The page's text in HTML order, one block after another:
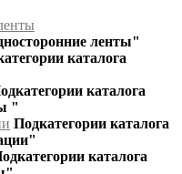
ленты"
каталога
каталога
"
Подкатегории каталога
каталога